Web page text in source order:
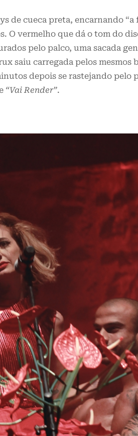
de cueca preta, encarnando “a
O vermelho que dá o tom do
pelo palco, uma sacada
saiu carregada pelos mesmos
depois se rastejando pelo
“Vai Render”.